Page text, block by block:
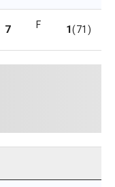
7 F 1(71)